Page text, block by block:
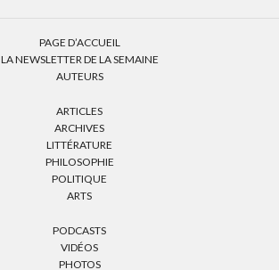
PAGE D’ACCUEIL
LA NEWSLETTER DE LA SEMAINE
AUTEURS
ARTICLES
ARCHIVES
LITTÉRATURE
PHILOSOPHIE
POLITIQUE
ARTS
PODCASTS
VIDÉOS
PHOTOS